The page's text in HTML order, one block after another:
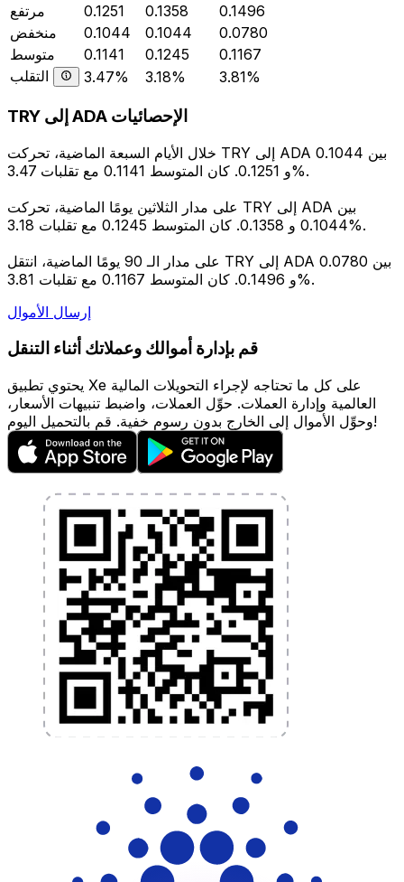
مرتفع
0.1251 0.1358
0.1496
منخفض
0.1044 0.1044
0.0780
متوسط
0.1141 0.1245
0.1167
التقلب
3.47% 3.18% 3.81%
TRY إلى ADA الإحصائيات
خلال الأيام السبعة الماضية، تحركت TRY إلى ADA بين 0.1044
و 0.1251. كان المتوسط 0.1141 مع تقلبات 3.47%.
على مدار الثلاثين يومًا الماضية، تحركت TRY إلى ADA بين
0.1044 و 0.1358. كان المتوسط 0.1245 مع تقلبات 3.18%.
على مدار الـ 90 يومًا الماضية، انتقل TRY إلى ADA بين 0.0780
و 0.1496. كان المتوسط 0.1167 مع تقلبات 3.81%.
إرسال الأموال
قم بإدارة أموالك وعملاتك أثناء التنقل
يحتوي تطبيق Xe على كل ما تحتاجه لإجراء التحويلات المالية
العالمية وإدارة العملات. حوِّل العملات، واضبط تنبيهات الأسعار،
وحوِّل الأموال إلى الخارج بدون رسوم خفية. قم بالتحميل اليوم!